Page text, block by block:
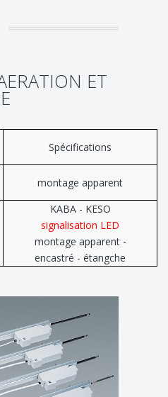
ET
Spécifications
montage apparent
KABA - KESO
signalisation LED
montage apparent -
encastré - étangche